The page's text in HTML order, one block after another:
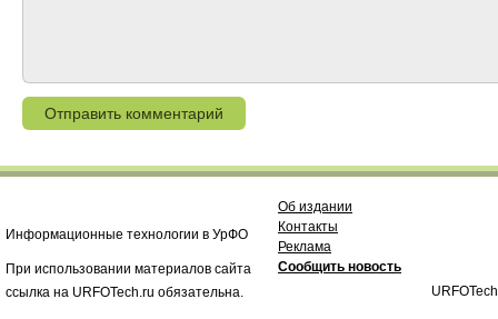
Информационные технологии в УрФО
При использовании материалов сайта
ссылка на URFOTech.ru обязательна.
Об издании
Контакты
Реклама
Сообщить новость